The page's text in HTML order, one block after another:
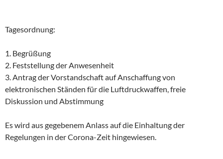
Tagesordnung:
1. Begrüßung
2. Feststellung der Anwesenheit
3. Antrag der Vorstandschaft auf Anschaffung von
elektronischen Ständen für die Luftdruckwaffen, freie
Diskussion und Abstimmung
Es wird aus gegebenem Anlass auf die Einhaltung der
Regelungen in der Corona-Zeit hingewiesen.